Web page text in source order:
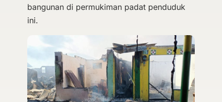
bangunan di permukiman padat penduduk
ini.